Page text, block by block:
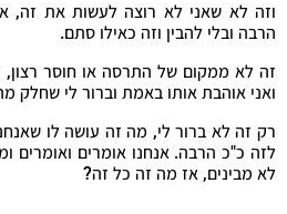
וזה לא שאני לא רוצה לעשות את זה,
הרבה ובלי להבין וזה כאילו סתם.
זה לא ממקום של התרסה או חוסר
ואני אוהבת אותו באמת וברור לי שחלק
רק זה לא ברור לי, מה זה עושה לו
לזה כ"כ הרבה. אנחנו אומרים ואומרים
לא מבינים, אז מה זה כל זה?